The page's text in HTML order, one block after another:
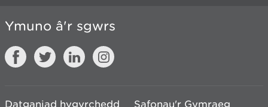
Ymuno â'r sgwrs
Datganiad hygyrchedd Safonau'r Gymraeg